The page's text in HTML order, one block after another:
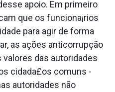
apoio. Em primeiro
que os funciona¡rios
para agir de forma
as ações anticorrupção
das autoridades
cidada£os comuns -
autoridades não